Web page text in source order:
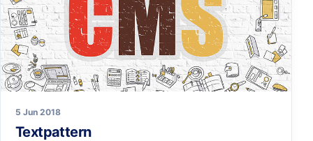
5 Jun 2018
Textpattern